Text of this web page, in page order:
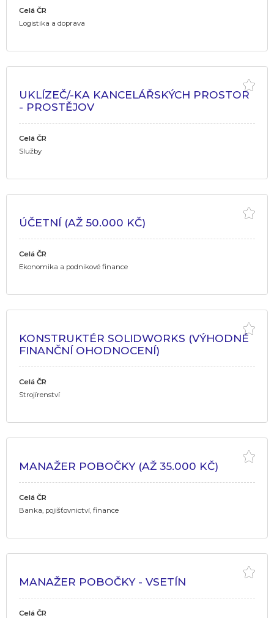
Celá ČR
Logistika a doprava
UKLÍZEČ/-KA KANCELÁŘSKÝCH PROSTOR
- PROSTĚJOV
Celá ČR
Služby
ÚČETNÍ (AŽ 50.000 KČ)
Celá ČR
Ekonomika a podnikové finance
KONSTRUKTÉR SOLIDWORKS (VÝHODNÉ
FINANČNÍ OHODNOCENÍ)
Celá ČR
Strojírenství
MANAŽER POBOČKY (AŽ 35.000 KČ)
Celá ČR
Banka, pojišťovnictví, finance
MANAŽER POBOČKY - VSETÍN
Celá ČR